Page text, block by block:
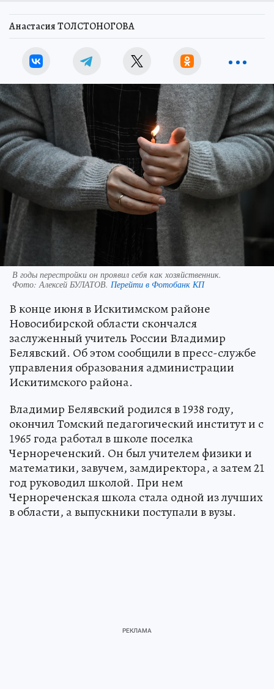
Анастасия ТОЛСТОНОГОВА
В годы перестройки он проявил себя как хозяйственник.
Фото: Алексей БУЛАТОВ. Перейти в Фотобанк КП
В конце июня в Искитимском районе
Новосибирской области скончался
заслуженный учитель России Владимир
Белявский. Об этом сообщили в пресс-службе
управления образования администрации
Искитимского района.
Владимир Белявский родился в 1938 году,
окончил Томский педагогический институт и с
1965 года работал в школе поселка
Чернореченский. Он был учителем физики и
математики, завучем, замдиректора, а затем 21
год руководил школой. При нем
Чернореченская школа стала одной из лучших
в области, а выпускники поступали в вузы.